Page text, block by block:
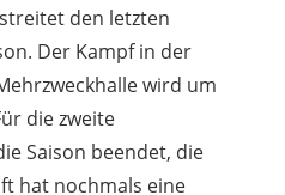
den letzten
Der Kampf in der
wird um
die zweite
Saison beendet, die
hat nochmals eine